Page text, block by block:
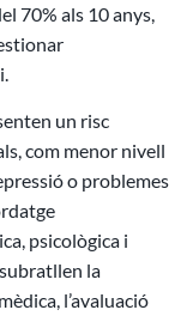
70% als 10 anys,
un risc
com menor nivell
o problemes
psicològica i
la
l’avaluació